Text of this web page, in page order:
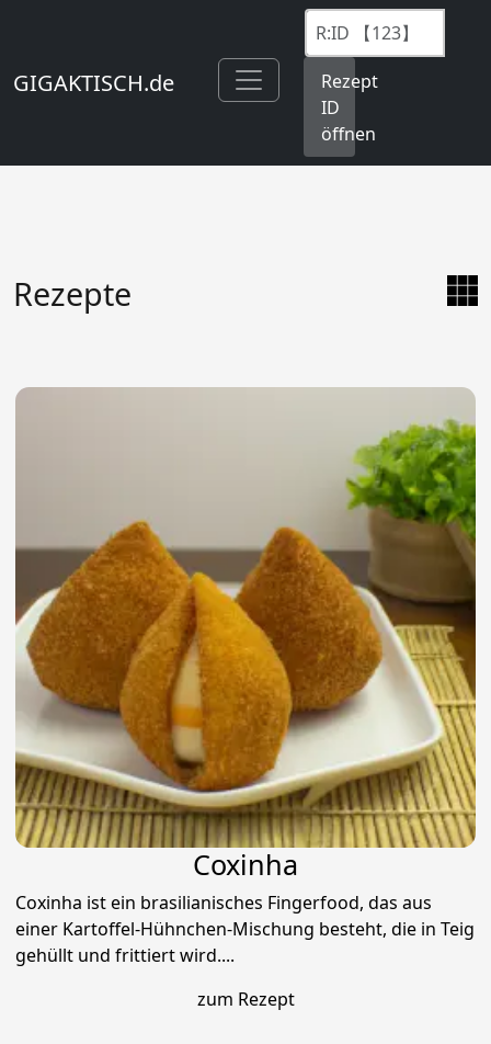
GIGAKTISCH.de
Rezept
ID
öffnen
Rezepte
Coxinha
Coxinha ist ein brasilianisches Fingerfood, das aus
einer Kartoffel-Hühnchen-Mischung besteht, die in Teig
gehüllt und frittiert wird....
zum Rezept